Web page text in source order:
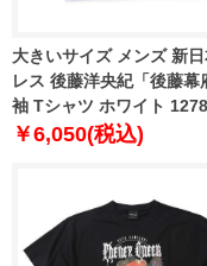
大きいサイズ メンズ 新日
レス 後藤洋央紀「後藤幕
袖 Tシャツ ホワイト
1 3L 4L 5L 6L
￥6,050(税込)